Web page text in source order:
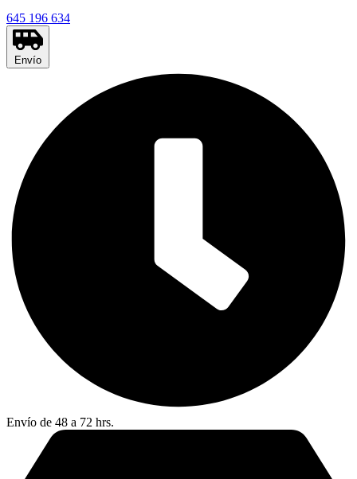
645 196 634
Envío
Envío de 48 a 72 hrs.